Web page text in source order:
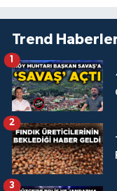
Trend
1
2
3